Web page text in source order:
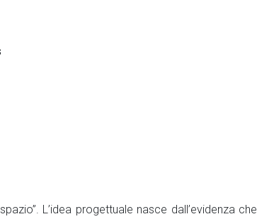
L’idea progettuale nasce dall’evidenza che